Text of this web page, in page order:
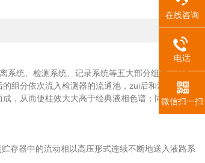
统、检测系统、记录系统等五大部分组成。分析
组分依次流入检测器的流通池，zui后和洗脱液一起
，从而使柱效大大高于经典液相色谱；同时连接有高
存器中的流动相以高压形式连续不断地送入液路系
在线咨询
电话
微信扫一扫